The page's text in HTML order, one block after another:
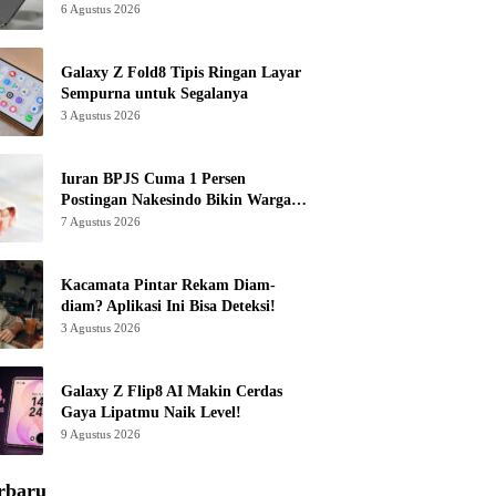
6 Agustus 2026
Galaxy Z Fold8 Tipis Ringan Layar
Sempurna untuk Segalanya
3 Agustus 2026
Iuran BPJS Cuma 1 Persen
Postingan Nakesindo Bikin Warganet
Murka
7 Agustus 2026
Kacamata Pintar Rekam Diam-
diam? Aplikasi Ini Bisa Deteksi!
3 Agustus 2026
Galaxy Z Flip8 AI Makin Cerdas
Gaya Lipatmu Naik Level!
9 Agustus 2026